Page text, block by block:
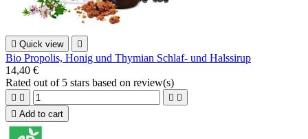
 Quick view 
Bio Propolis, Honig und Thymian Schlaf- und Halssirup
14,40 €
Rated out of 5 stars based on review(s)
   
 Add to cart